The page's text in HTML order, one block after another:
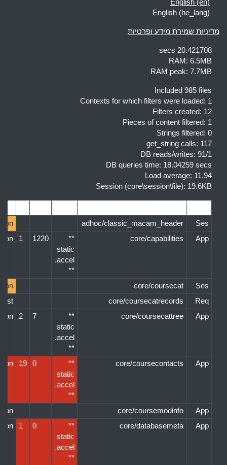
English ‎(en)‎
English ‎(he_lang)‎
מדיניות שמירת מידע ופרטיות
20.421708 secs
RAM: 6.5MB
RAM peak: 7.7MB
Included 985 files
Contexts for which filters were loaded: 1
Filters created: 12
Pieces of content filtered: 1
Strings filtered: 0
get_string calls: 117
DB reads/writes: 91/1
DB queries time: 18.04259 secs
Load average: 11.94
Session (core\session\file): 19.6KB
Ses
adhoc/classic_macam_header
App
core/capabilities
**
static
accel.
**
1220
1
Ses
core/coursecat
Req
core/coursecatrecords
App
core/coursecattree
**
static
accel.
**
7
2
App
core/coursecontacts
**
static
accel.
**
0
19
App
core/coursemodinfo
App
core/databasemeta
**
static
accel.
**
0
1